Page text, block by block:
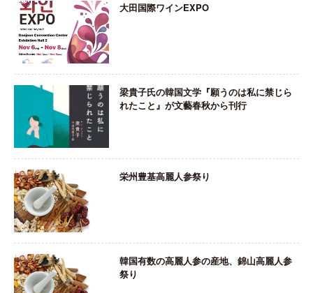
大田国際ワインEXPO
梁貴子氏の韓国文学『願うのは私に禁じら
れたこと』が文藝春秋から刊行
栄州豊基高麗人参祭り
韓国有数の高麗人参の産地、錦山高麗人参
祭り